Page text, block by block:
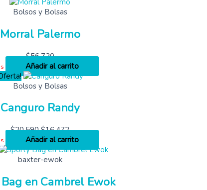
Bolsos y Bolsas
Morral Palermo
$56,720
Añadir al carrito
Bolsos y Bolsas
Canguro Randy
$20,590 $16,472
Añadir al carrito
baxter-ewok
en Cambrel Ewok